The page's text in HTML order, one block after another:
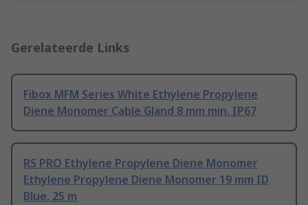
Gerelateerde Links
Fibox MFM Series White Ethylene Propylene
Diene Monomer Cable Gland 8 mm min. IP67
RS PRO Ethylene Propylene Diene Monomer
Ethylene Propylene Diene Monomer 19 mm ID
Blue, 25 m